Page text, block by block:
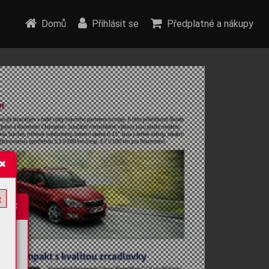
Domů Přihlásit se Předplatné a nákupy